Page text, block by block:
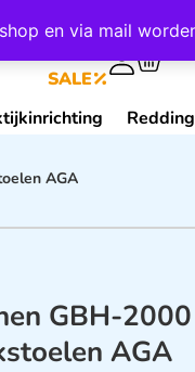
en via mail Mijn
SALE
AGA
GBH-
AGA